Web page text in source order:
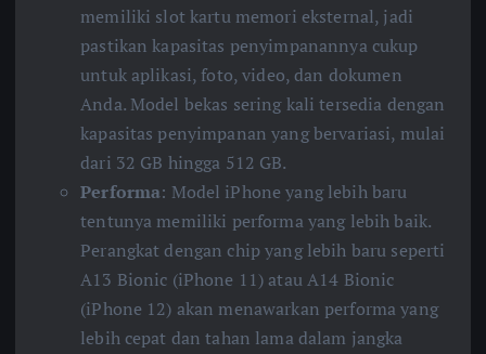
memiliki slot kartu memori eksternal, jadi
pastikan kapasitas penyimpanannya cukup
untuk aplikasi, foto, video, dan dokumen
Anda. Model bekas sering kali tersedia dengan
kapasitas penyimpanan yang bervariasi, mulai
dari 32 GB hingga 512 GB.
Performa: Model iPhone yang lebih baru
tentunya memiliki performa yang lebih baik.
Perangkat dengan chip yang lebih baru seperti
A13 Bionic (iPhone 11) atau A14 Bionic
(iPhone 12) akan menawarkan performa yang
lebih cepat dan tahan lama dalam jangka